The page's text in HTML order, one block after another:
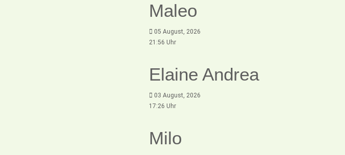
Maleo
05 August, 2026
21:56 Uhr
Elaine Andrea
03 August, 2026
17:26 Uhr
Milo